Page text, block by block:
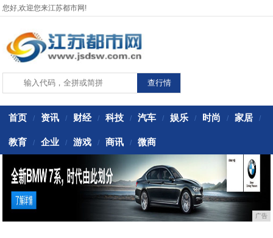
您好,欢迎您来江苏都市网!
首页 / 资讯 / 财经 / 科技 / 汽车 / 娱乐 / 时尚 / 家居 /
教育 / 企业 / 游戏 / 商讯 / 微商
广告